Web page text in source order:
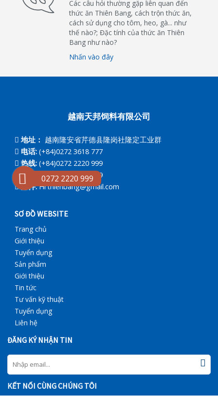
Các câu hỏi thường gặp liên quan đến
thức ăn Thiên Bang, cách trộn thức ăn,
cách sử dụng cho tôm, heo, gà... như
thế nào?; Đặc tính của thức ăn Thiên
Bang như nào?
Nhấn vào đây
越南天邦饲料有限公司
地址： 越南隆安省芹德县隆岗社隆定工业群
电话: (+84)0272 3618 777
热线: (+84)0272 2220 999
转真:
(+84)0272 3726 779
邮件:Hrthienbang@gmail.com
SƠ ĐỒ WEBSITE
Trang chủ
Giới thiệu
Tuyển dụng
Sản phẩm
Giới thiệu
Tin tức
Tư vấn kỹ thuật
Tuyển dụng
Liên hệ
ĐĂNG KÝ NHẬN TIN
KẾT NỐI CÙNG CHÚNG TÔI
0272 2220 999